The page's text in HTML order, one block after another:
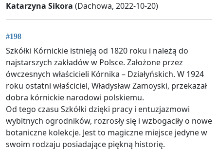
Katarzyna Sikora (Dachowa, 2022-10-20)
#198
Szkółki Kórnickie istnieją od 1820 roku i należą do
najstarszych zakładów w Polsce. Założone przez
ówczesnych właścicieli Kórnika – Działyńskich. W 1924
roku ostatni właściciel, Władysław Zamoyski, przekazał
dobra kórnickie narodowi polskiemu.
Od tego czasu Szkółki dzięki pracy i entuzjazmowi
wybitnych ogrodników, rozrosły się i wzbogaciły o nowe
botaniczne kolekcje. Jest to magiczne miejsce jedyne w
swoim rodzaju posiadające piękną historię.